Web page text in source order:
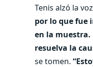
Tenis alzó la
por lo que fue
en la muestra.
resuelva la
se tomen.